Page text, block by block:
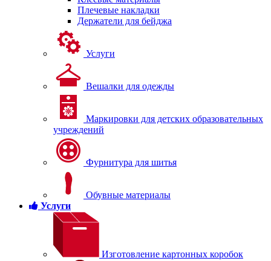
Плечевые накладки
Держатели для бейджа
Услуги
Вешалки для одежды
Маркировки для детских образовательных
учреждений
Фурнитура для шитья
Обувные материалы
Услуги
Изготовление картонных коробок